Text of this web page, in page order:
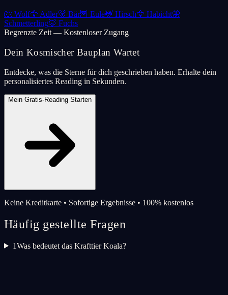
🐺 Wolf🦅 Adler🐻 Bär🦉 Eule🦌 Hirsch🦅 Habicht🦋
Schmetterling🦊 Fuchs
Begrenzte Zeit — Kostenloser Zugang
Dein Kosmischer Bauplan Wartet
Entdecke, was die Sterne für dich geschrieben haben. Erhalte dein
personalisiertes Reading in Sekunden.
Mein Gratis-Reading Starten
Keine Kreditkarte • Sofortige Ergebnisse • 100% kostenlos
Häufig gestellte Fragen
1Was bedeutet das Krafttier Koala?